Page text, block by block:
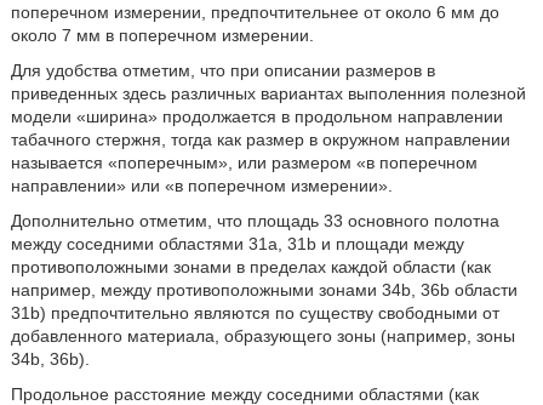
поперечном измерении, предпочтительнее от около 6 мм до
около 7 мм в поперечном измерении.
Для удобства отметим, что при описании размеров в
приведенных здесь различных вариантах выполенния полезной
модели «ширина» продолжается в продольном направлении
табачного стержня, тогда как размер в окружном направлении
называется «поперечным», или размером «в поперечном
направлении» или «в поперечном измерении».
Дополнительно отметим, что площадь 33 основного полотна
между соседними областями 31а, 31b и площади между
противоположными зонами в пределах каждой области (как
например, между противоположными зонами 34b, 36b области
31b) предпочтительно являются по существу свободными от
добавленного материала, образующего зоны (например, зоны
34b, 36b).
Продольное расстояние между соседними областями (как